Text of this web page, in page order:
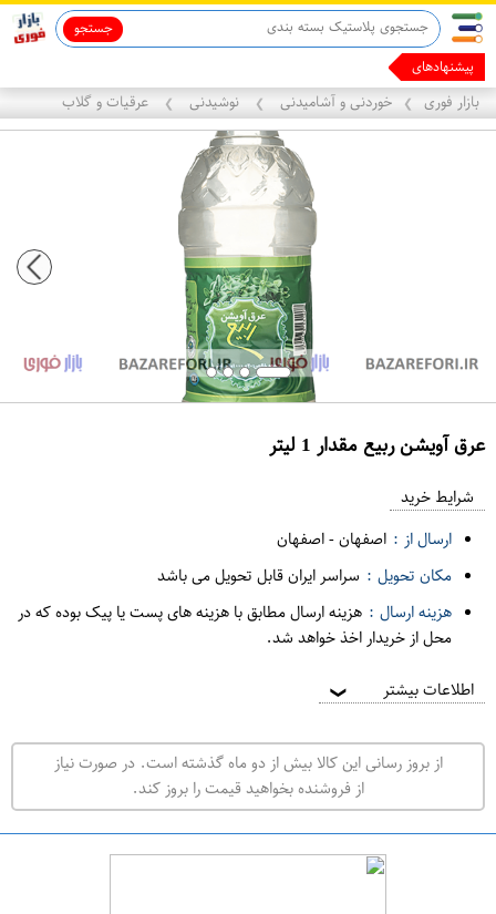
جستجو
پیشنهادهای ما رو بر
بازار فوری ❯ خوردنی و آشامیدنی ❯ نوشیدنی ❯ عرقیات و گلاب
عرق آویشن ربیع مقدار 1 لیتر
ف
ر
ت
ه
ر
ا
شرایط خرید
ارسال از : اصفهان-اصفهان
مکان تحویل : سراسر ایران قابل تحویل می باشد
هزینه ارسال : هزینه ارسال مطابق با هزینه های پست یا پیک بوده که در
محل از خریدار اخذ خواهد شد.
اطلاعات بیشتر ❯
از بروز رسانی این کالا بیش از دو ماه گذشته است. در صورت نیاز
از فروشنده بخواهید قیمت را بروز کند.